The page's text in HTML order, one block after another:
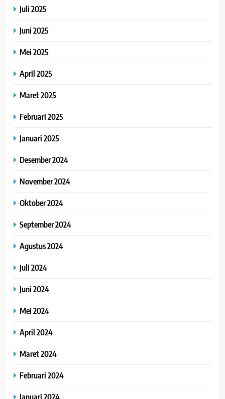
Juli 2025
Juni 2025
Mei 2025
April 2025
Maret 2025
Februari 2025
Januari 2025
Desember 2024
November 2024
Oktober 2024
September 2024
Agustus 2024
Juli 2024
Juni 2024
Mei 2024
April 2024
Maret 2024
Februari 2024